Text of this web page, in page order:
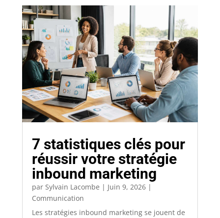
7 statistiques clés pour
réussir votre stratégie
inbound marketing
par Sylvain Lacombe | Juin 9, 2026|
Communication
Les stratégies inbound marketing se jouent de